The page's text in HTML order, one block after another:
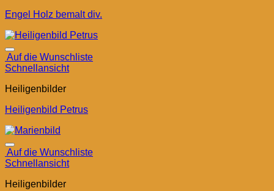
Engel Holz bemalt div.
Auf die Wunschliste
Schnellansicht
Heiligenbilder
Heiligenbild Petrus
Auf die Wunschliste
Schnellansicht
Heiligenbilder